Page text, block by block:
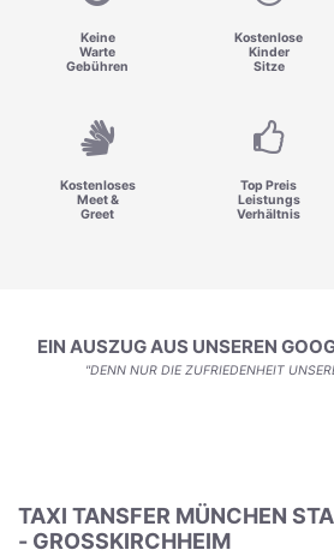
Keine
Warte
Gebühren
Kostenlose
Kinder
Sitze
Kostenloses
Meet &
Greet
Top Preis
Leistungs
Verhältnis
EIN AUSZUG AUS UNSEREN
"DENN NUR DIE ZUFRIEDENHEIT
TAXI TANSFER MÜNCHEN
- GROSSKIRCHHEIM